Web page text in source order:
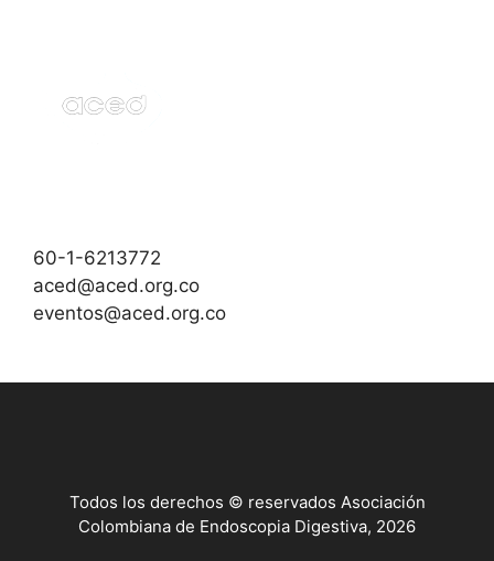
60-1-6213772
aced@aced.org.co
eventos@aced.org.co
Todos los derechos © reservados Asociación
Colombiana de Endoscopia Digestiva, 2026